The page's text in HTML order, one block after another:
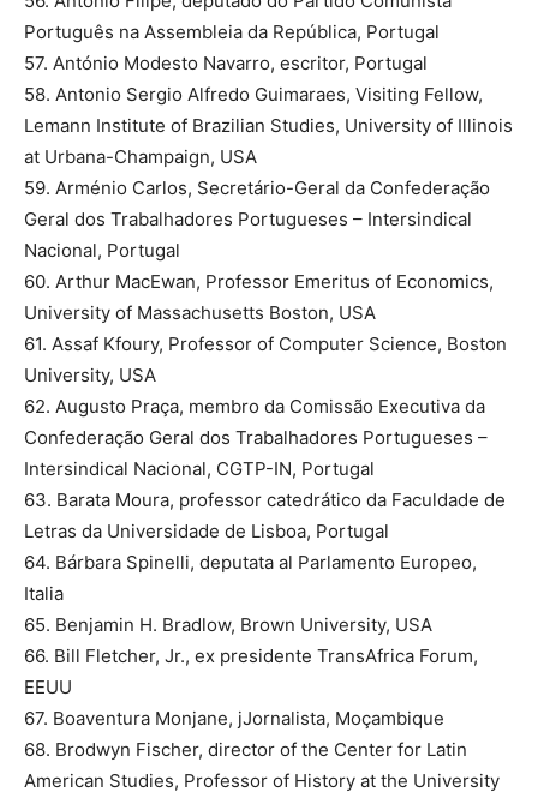
Português na Assembleia da República, Portugal
57. António Modesto Navarro, escritor, Portugal
58. Antonio Sergio Alfredo Guimaraes, Visiting Fellow,
Lemann Institute of Brazilian Studies, University of Illinois
at Urbana-Champaign, USA
59. Arménio Carlos, Secretário-Geral da Confederação
Geral dos Trabalhadores Portugueses – Intersindical
Nacional, Portugal
60. Arthur MacEwan, Professor Emeritus of Economics,
University of Massachusetts Boston, USA
61. Assaf Kfoury, Professor of Computer Science, Boston
University, USA
62. Augusto Praça, membro da Comissão Executiva da
Confederação Geral dos Trabalhadores Portugueses –
Intersindical Nacional, CGTP-IN, Portugal
63. Barata Moura, professor catedrático da Faculdade de
Letras da Universidade de Lisboa, Portugal
64. Bárbara Spinelli, deputata al Parlamento Europeo,
Italia
65. Benjamin H. Bradlow, Brown University, USA
66. Bill Fletcher, Jr., ex presidente TransAfrica Forum,
EEUU
67. Boaventura Monjane, jJornalista, Moçambique
68. Brodwyn Fischer, director of the Center for Latin
American Studies, Professor of History at the University